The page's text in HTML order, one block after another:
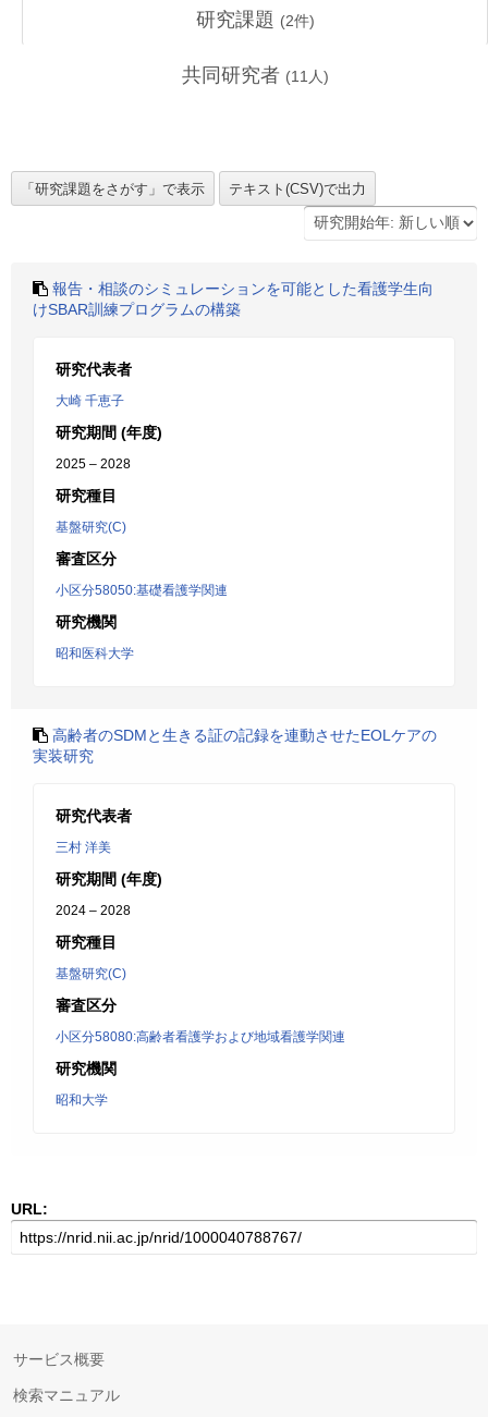
研究課題 (2件)
共同研究者 (11 人)
報告・相談のシミュレーションを可能とした看護学生向
けSBAR訓練プログラムの構築
研究代表者
大崎 千恵子
研究期間 (年度)
2025 – 2028
研究種目
基盤研究(C)
審査区分
小区分58050:基礎看護学関連
研究機関
昭和医科大学
高齢者のSDMと生きる証の記録を連動させたEOLケアの
実装研究
研究代表者
三村 洋美
研究期間 (年度)
2024 – 2028
研究種目
基盤研究(C)
審査区分
小区分58080:高齢者看護学および地域看護学関連
研究機関
昭和大学
URL:
サービス概要
検索マニュアル